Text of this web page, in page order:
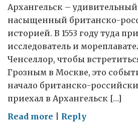
Архангельск – удивительный
насыщенный британско-
историей. В 1553 году туда
исследователь и
Ченселлор, чтобы
Грозным в Москве, это
начало британско-
приехал в Архангельск […]
Read more onReply